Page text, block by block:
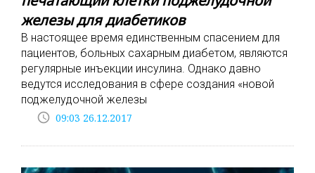
железы для диабетиков
В настоящее время единственным спасением для
пациентов, больных сахарным диабетом, являются
регулярные инъекции инсулина. Однако давно
ведутся исследования в сфере создания «новой
поджелудочной железы
access_time 09:03 26.12.2017